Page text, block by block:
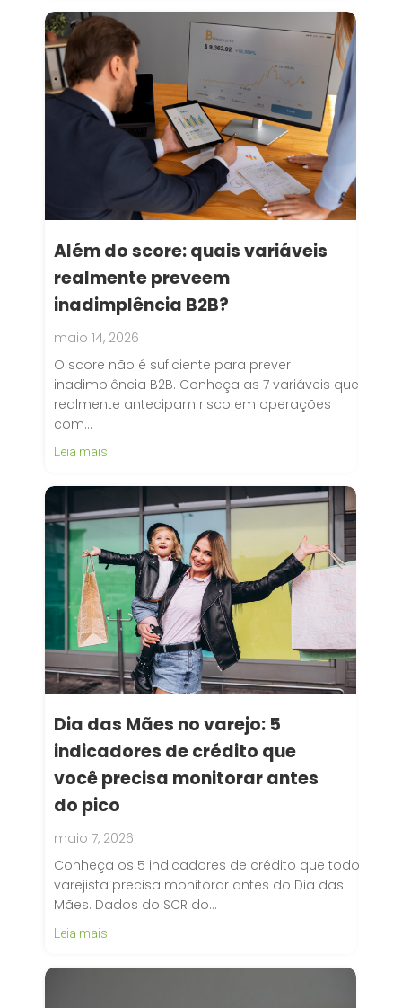
Além do score: quais variáveis
realmente preveem
inadimplência B2B?
maio 14, 2026
O score não é suficiente para prever
inadimplência B2B. Conheça as 7 variáveis que
realmente antecipam risco em operações
com…
Leia mais
Dia das Mães no varejo: 5
indicadores de crédito que
você precisa monitorar antes
do pico
maio 7, 2026
Conheça os 5 indicadores de crédito que todo
varejista precisa monitorar antes do Dia das
Mães. Dados do SCR do…
Leia mais